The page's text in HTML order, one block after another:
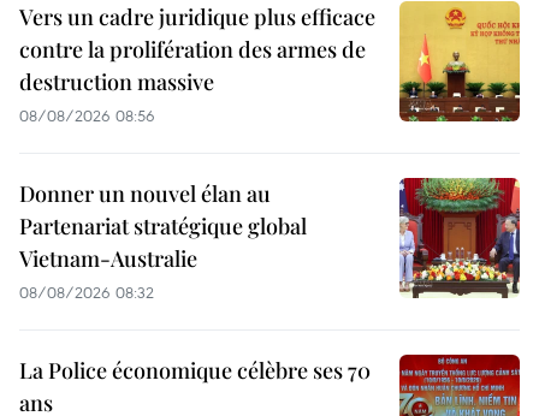
Vers un cadre juridique plus efficace
contre la prolifération des armes de
destruction massive
08/08/2026 08:56
Donner un nouvel élan au
Partenariat stratégique global
Vietnam-Australie
08/08/2026 08:32
La Police économique célèbre ses 70
ans